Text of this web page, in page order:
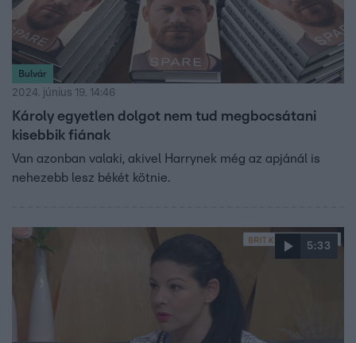
Bulvár
2024. június 19. 14:46
Károly egyetlen dolgot nem tud megbocsátani
kisebbik fiának
Van azonban valaki, akivel Harrynek még az apjánál is
nehezebb lesz békét kötnie.
5:33